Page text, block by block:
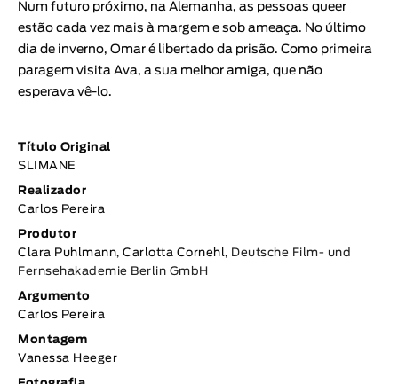
Animação
Documentário
TÓPICOS
Num futuro próximo, na Alemanha, as pessoas queer
estão cada vez mais à margem e sob ameaça. No último
dia de inverno, Omar é libertado da prisão. Como primeira
paragem visita Ava, a sua melhor amiga, que não
esperava vê-lo.
Título Original
SLIMANE
Realizador
Carlos Pereira
Produtor
Clara Puhlmann, Carlotta Cornehl, Deutsche Film- und
Fernsehakademie Berlin GmbH
Argumento
Carlos Pereira
Montagem
Vanessa Heeger